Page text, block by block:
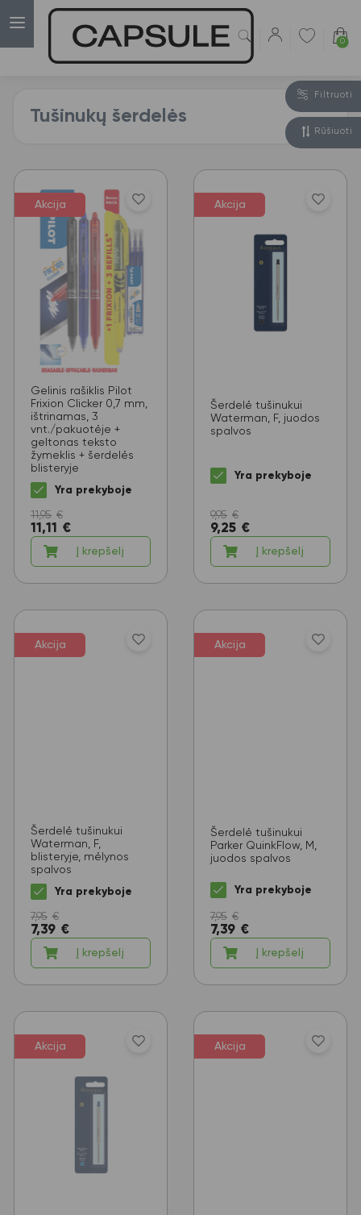
0
Filtruoti
Rūšiuoti
Tušinukų šerdelės
Akcija
Gelinis rašiklis Pilot
Frixion Clicker 0,7 mm,
ištrinamas, 3
vnt./pakuotėje +
geltonas teksto
žymeklis + šerdelės
blisteryje
Yra prekyboje
11,95 €
11,11 €
Į krepšelį
Akcija
Šerdelė tušinukui
Waterman, F, juodos
spalvos
Yra prekyboje
9,95 €
9,25 €
Į krepšelį
Akcija
Šerdelė tušinukui
Waterman, F,
blisteryje, mėlynos
spalvos
Yra prekyboje
7,95 €
7,39 €
Į krepšelį
Akcija
Šerdelė tušinukui
Parker QuinkFlow, M,
juodos spalvos
Yra prekyboje
7,95 €
7,39 €
Į krepšelį
Akcija Akcija